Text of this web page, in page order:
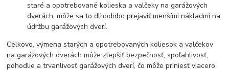
staré a opotrebované kolieska a valčeky na garážových
dverách, môže sa to dlhodobo prejaviť menšími nákladmi na
údržbu garážových dverí.
Celkovo, výmena starých a opotrebovaných koliesok a valčekov
na garážových dverách môže zlepšiť bezpečnosť, spoľahlivosť,
pohodlie a trvanlivosť garážových dverí, čo môže priniesť viacero